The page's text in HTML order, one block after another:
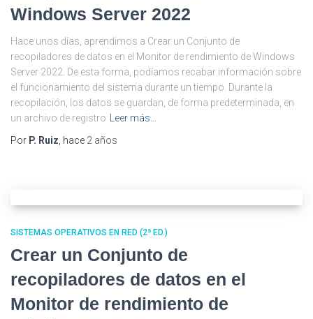
Windows Server 2022
Hace unos días, aprendimos a Crear un Conjunto de
recopiladores de datos en el Monitor de rendimiento de Windows
Server 2022. De esta forma, podíamos recabar información sobre
el funcionamiento del sistema durante un tiempo. Durante la
recopilación, los datos se guardan, de forma predeterminada, en
un archivo de registro
Leer más…
Por P. Ruiz , hace 2 años
SISTEMAS OPERATIVOS EN RED (2ª ED.)
Crear un Conjunto de
recopiladores de datos en el
Monitor de rendimiento de